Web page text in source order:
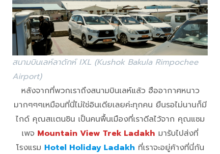
สนามบินเลห์ลาดักห์ IXL (Kushok Bakula Rimpochee
Airport)
หลังจากที่พวกเราถึงสนามบินเลห์แล้ว ฮืออากาศหนาว
มากๆๆๆเหมือนที่นี่ไม่ใช่อินเดียเลยค่ะทุกคน ยืนรอไม่นานก็มี
ไกด์ คุณสเเตนซิน เป็นคนพื้นเมืองที่เราดีลไว้จาก คุณแซม
เพจ Mountain View Trek Ladakh มารับไปส่งที่
โรงแรม Hotel Holiday Ladakh ที่เราจะอยู่ค้างที่นี่กัน